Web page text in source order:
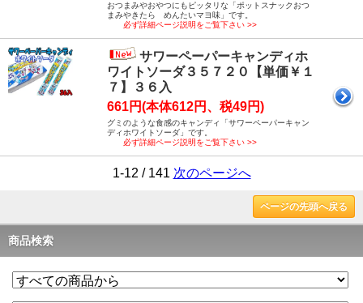
おつまみやおやつにもピッタリな「ポットスナックおつ
まみやきたら めんたいマヨ味」です。
必ず詳細ページ説明をご覧下さい >>
サワーペーパーキャンディホ
ワイトソーダ３５７２０【単価￥１
７】３６入
661円(本体612円、税49円)
グミのような食感のキャンディ「サワーペーパーキャン
ディホワイトソーダ」です。
必ず詳細ページ説明をご覧下さい >>
1-12 / 141 次のページへ
ページの先頭へ戻る
商品検索